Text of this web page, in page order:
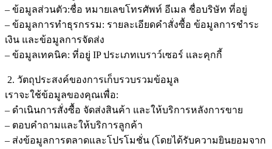
– ข้อมูลส่วนตัว:ชื่อ หมายเลขโทรศัพท์ อีเมล ชื่อบริษัท ที่อยู่
– ข้อมูลการทำธุรกรรม: รายละเอียดคำสั่งซื้อ ข้อมูลการชำระ
เงิน และข้อมูลการจัดส่ง
– ข้อมูลเทคนิค: ที่อยู่ IP ประเภทเบราว์เซอร์ และคุกกี้
2. วัตถุประสงค์ของการเก็บรวบรวมข้อมูล
เราจะใช้ข้อมูลของคุณเพื่อ:
– ดำเนินการสั่งซื้อ จัดส่งสินค้า และให้บริการหลังการขาย
– ตอบคำถามและให้บริการลูกค้า
– ส่งข้อมูลการตลาดและโปรโมชั่น (โดยได้รับความยินยอมจาก